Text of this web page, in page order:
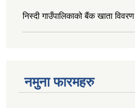
निस्दी गाउँपालिकाको बैंक खाता विवरण
नमुना फारमहरु